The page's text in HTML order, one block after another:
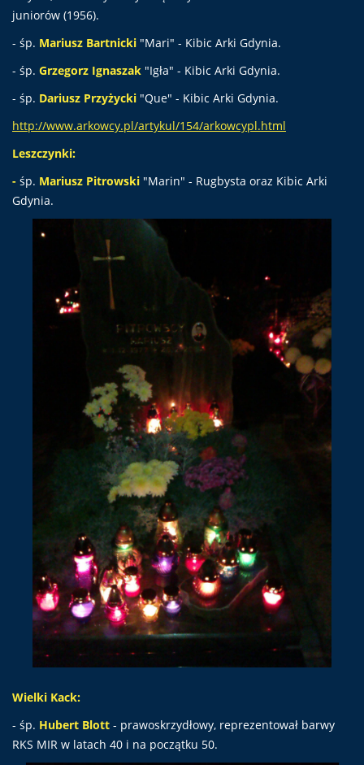
juniorów (1956).
- śp. Mariusz Bartnicki "Mari" - Kibic Arki Gdynia.
- śp. Grzegorz Ignaszak "Igła" - Kibic Arki Gdynia.
- śp. Dariusz Przyżycki "Que" - Kibic Arki Gdynia.
http://www.arkowcy.pl/artykul/154/arkowcypl.html
Leszczynki:
- śp. Mariusz Pitrowski "Marin" - Rugbysta oraz Kibic Arki
Gdynia.
Wielki Kack:
- śp. Hubert Blott - prawoskrzydłowy, reprezentował barwy
RKS MIR w latach 40 i na początku 50.